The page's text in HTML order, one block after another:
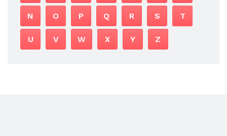
N O P Q R S T
U V W X Y Z